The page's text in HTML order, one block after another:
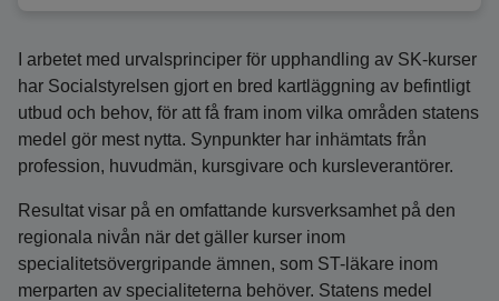
I arbetet med urvalsprinciper för upphandling av SK-kurser
har Socialstyrelsen gjort en bred kartläggning av befintligt
utbud och behov, för att få fram inom vilka områden statens
medel gör mest nytta. Synpunkter har inhämtats från
profession, huvudmän, kursgivare och kursleverantörer.
Resultat visar på en omfattande kursverksamhet på den
regionala nivån när det gäller kurser inom
specialitetsövergripande ämnen, som ST-läkare inom
merparten av specialiteterna behöver. Statens medel